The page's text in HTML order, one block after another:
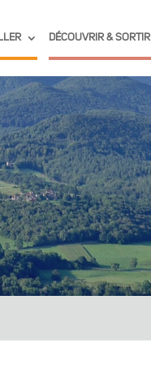
DÉCOUVRIR & SORTIR